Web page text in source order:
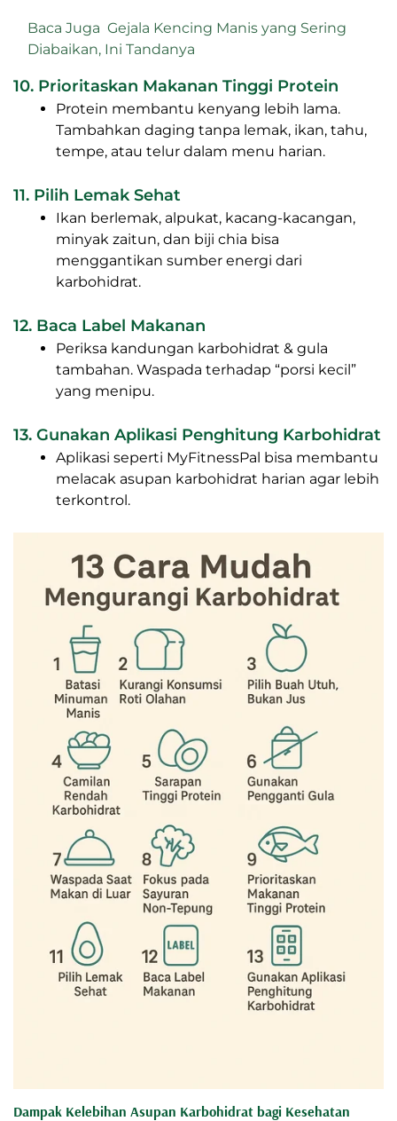
Baca Juga Gejala Kencing Manis yang Sering
Diabaikan, Ini Tandanya
10. Prioritaskan Makanan Tinggi Protein
Protein membantu kenyang lebih lama.
Tambahkan daging tanpa lemak, ikan, tahu,
tempe, atau telur dalam menu harian.
11. Pilih Lemak Sehat
Ikan berlemak, alpukat, kacang-kacangan,
minyak zaitun, dan biji chia bisa
menggantikan sumber energi dari
karbohidrat.
12. Baca Label Makanan
Periksa kandungan karbohidrat & gula
tambahan. Waspada terhadap “porsi kecil”
yang menipu.
13. Gunakan Aplikasi Penghitung Karbohidrat
Aplikasi seperti MyFitnessPal bisa membantu
melacak asupan karbohidrat harian agar lebih
terkontrol.
Dampak Kelebihan Asupan Karbohidrat bagi Kesehatan